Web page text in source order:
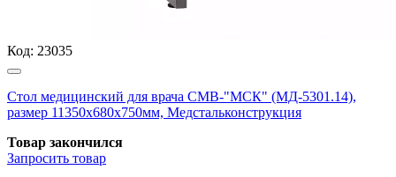
Код: 23035
Стол медицинский для врача СМВ-"МСК" (МД-5301.14),
размер 11350x680x750мм, Медстальконструкция
Товар закончился
Запросить товар